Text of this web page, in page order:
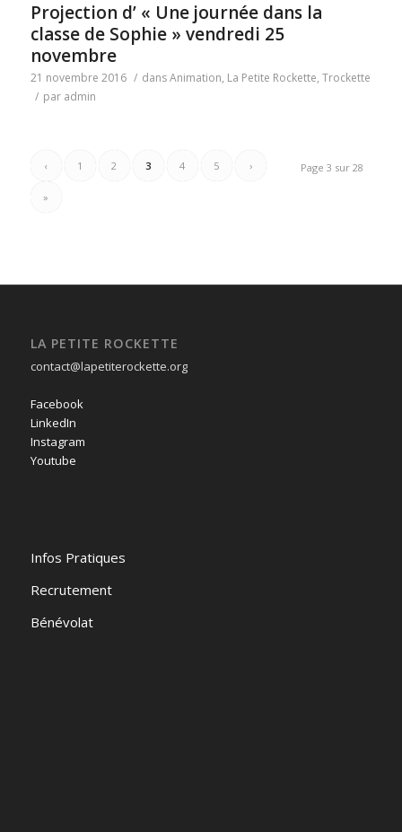
Projection d’ « Une journée dans la
classe de Sophie » vendredi 25
novembre
21 novembre 2016 / dansAnimation, La Petite Rockette, Trockette
/ par admin
Page 3 sur 28
‹ 1 2 3 4 5 ›
»
LA PETITE ROCKETTE
contact@lapetiterockette.org
Facebook
LinkedIn
Instagram
Youtube
Infos Pratiques
Recrutement
Bénévolat